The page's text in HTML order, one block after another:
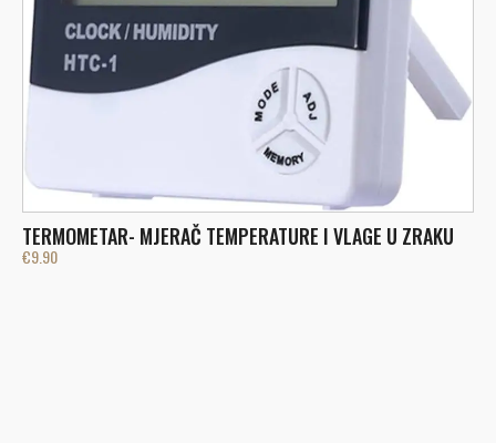
TERMOMETAR- MJERAČ TEMPERATURE I VLAGE U ZRAKU
€9.90